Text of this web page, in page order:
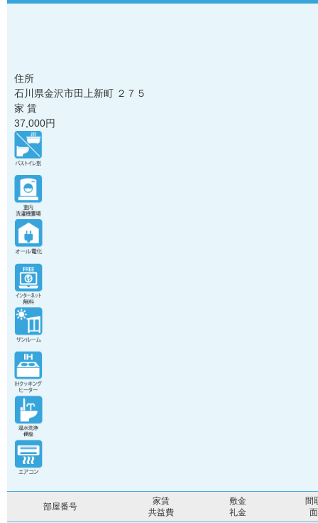
住所
石川県金沢市田上新町 ２７５
家 賃
37,000円
部屋番号
家賃
共益費
敷金
礼金
間